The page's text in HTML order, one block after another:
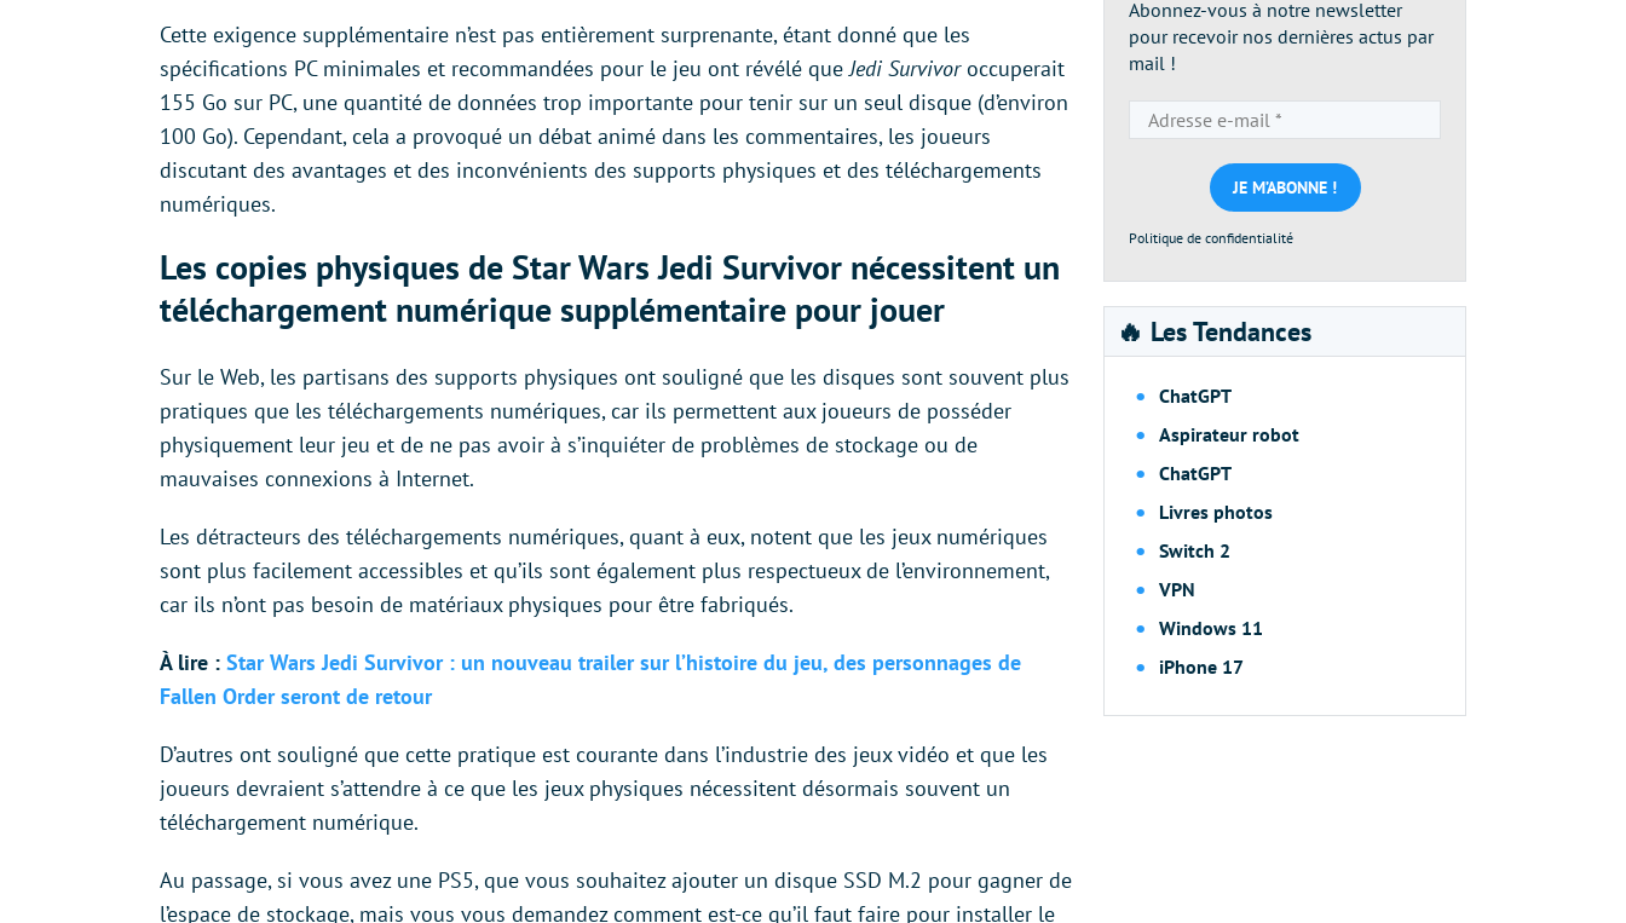
Cette exigence supplémentaire n’est pas entièrement surprenante, étant donné que les
spécifications PC minimales et recommandées pour le jeu ont révélé que Jedi Survivoroccuperait
155 Go sur PC, une quantité de données trop importante pour tenir sur un seul disque (d’environ
100 Go). Cependant, cela a provoqué un débat animé dans les commentaires, les joueurs
discutant des avantages et des inconvénients des supports physiques et des téléchargements
numériques.
Les copies physiques de Star Wars Jedi Survivor nécessitent un
téléchargement numérique supplémentaire pour jouer
Sur le Web, les partisans des supports physiques ont souligné que les disques sont souvent plus
pratiques que les téléchargements numériques, car ils permettent aux joueurs de posséder
physiquement leur jeu et de ne pas avoir à s’inquiéter de problèmes de stockage ou de
mauvaises connexions à Internet.
Les détracteurs des téléchargements numériques, quant à eux, notent que les jeux numériques
sont plus facilement accessibles et qu’ils sont également plus respectueux de l’environnement,
car ils n’ont pas besoin de matériaux physiques pour être fabriqués.
À lire : Star Wars Jedi Survivor : un nouveau trailer sur l’histoire du jeu, des personnages de
Fallen Order seront de retour
D’autres ont souligné que cette pratique est courante dans l’industrie des jeux vidéo et que les
joueurs devraient s’attendre à ce que les jeux physiques nécessitent désormais souvent un
téléchargement numérique.
Au passage, si vous avez une PS5, que vous souhaitez ajouter un disque SSD M.2 pour gagner de
l’espace de stockage, mais vous vous demandez comment est-ce qu’il faut faire pour installer le
Abonnez-vous à notre newsletter
pour recevoir nos dernières actus par
mail !
e-
mail
*
Politique de confidentialité
🔥 Les Tendances
ChatGPT
Aspirateur robot
ChatGPT
Livres photos
Switch 2
VPN
Windows 11
iPhone 17